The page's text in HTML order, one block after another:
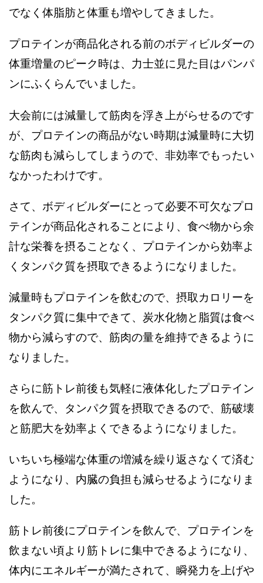
でなく体脂肪と体重も増やしてきました。
プロテインが商品化される前のボディビルダーの
体重増量のピーク時は、力士並に見た目はパンパ
ンにふくらんでいました。
大会前には減量して筋肉を浮き上がらせるのです
が、プロテインの商品がない時期は減量時に大切
な筋肉も減らしてしまうので、非効率でもったい
なかったわけです。
さて、ボディビルダーにとって必要不可欠なプロ
テインが商品化されることにより、食べ物から余
計な栄養を摂ることなく、プロテインから効率よ
くタンパク質を摂取できるようになりました。
減量時もプロテインを飲むので、摂取カロリーを
タンパク質に集中できて、炭水化物と脂質は食べ
物から減らすので、筋肉の量を維持できるように
なりました。
さらに筋トレ前後も気軽に液体化したプロテイン
を飲んで、タンパク質を摂取できるので、筋破壊
と筋肥大を効率よくできるようになりました。
いちいち極端な体重の増減を繰り返さなくて済む
ようになり、内臓の負担も減らせるようになりま
した。
筋トレ前後にプロテインを飲んで、プロテインを
飲まない頃より筋トレに集中できるようになり、
体内にエネルギーが満たされて、瞬発力を上げや